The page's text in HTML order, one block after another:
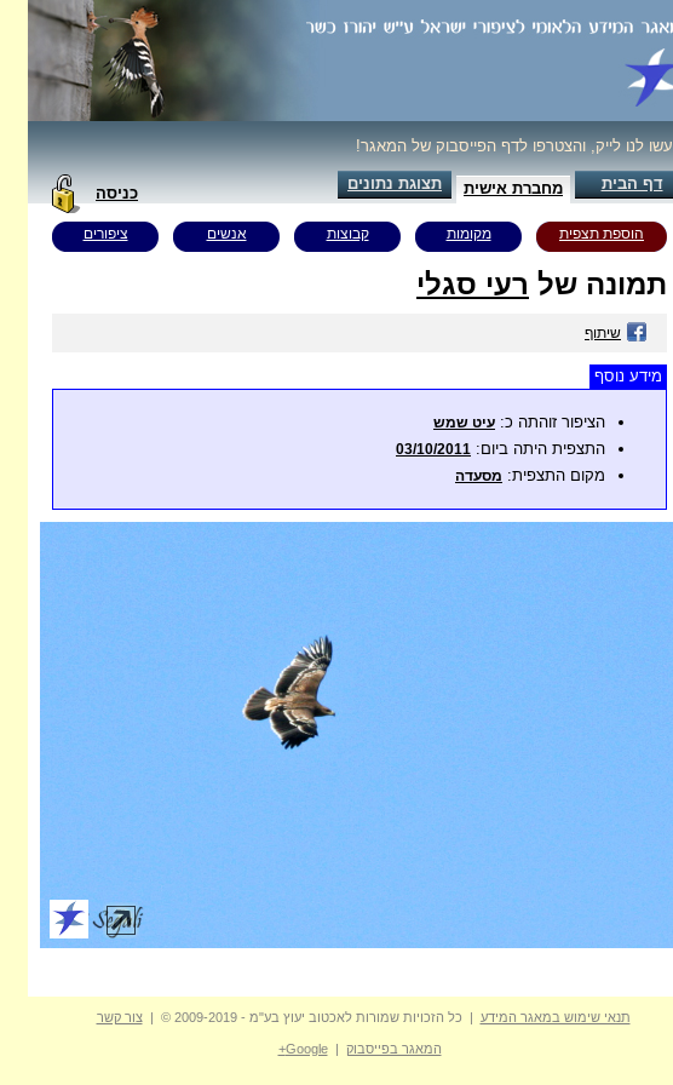
עשו לנו לייק, והצטרפו לדף הפייסבוק של המאגר!
דף הבית מחברת אישית תצוגת נתונים
כניסה
הוספת תצפית מקומות קבוצות אנשים ציפורים
תמונה של רעי סגלי
שיתוף
מידע נוסף
הציפור זוהתה כ: עיט שמש
התצפית היתה ביום: 03/10/2011
מקום התצפית: מסעדה
תנאי שימוש במאגר המידע | כל הזכויות שמורות לאכטוב יעוץ בע"מ - 2009-2019 © | צור קשר
המאגר בפייסבוק |
Google+